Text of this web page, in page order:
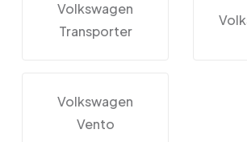
Volkswagen
Transporter
Volkswagen
Vento